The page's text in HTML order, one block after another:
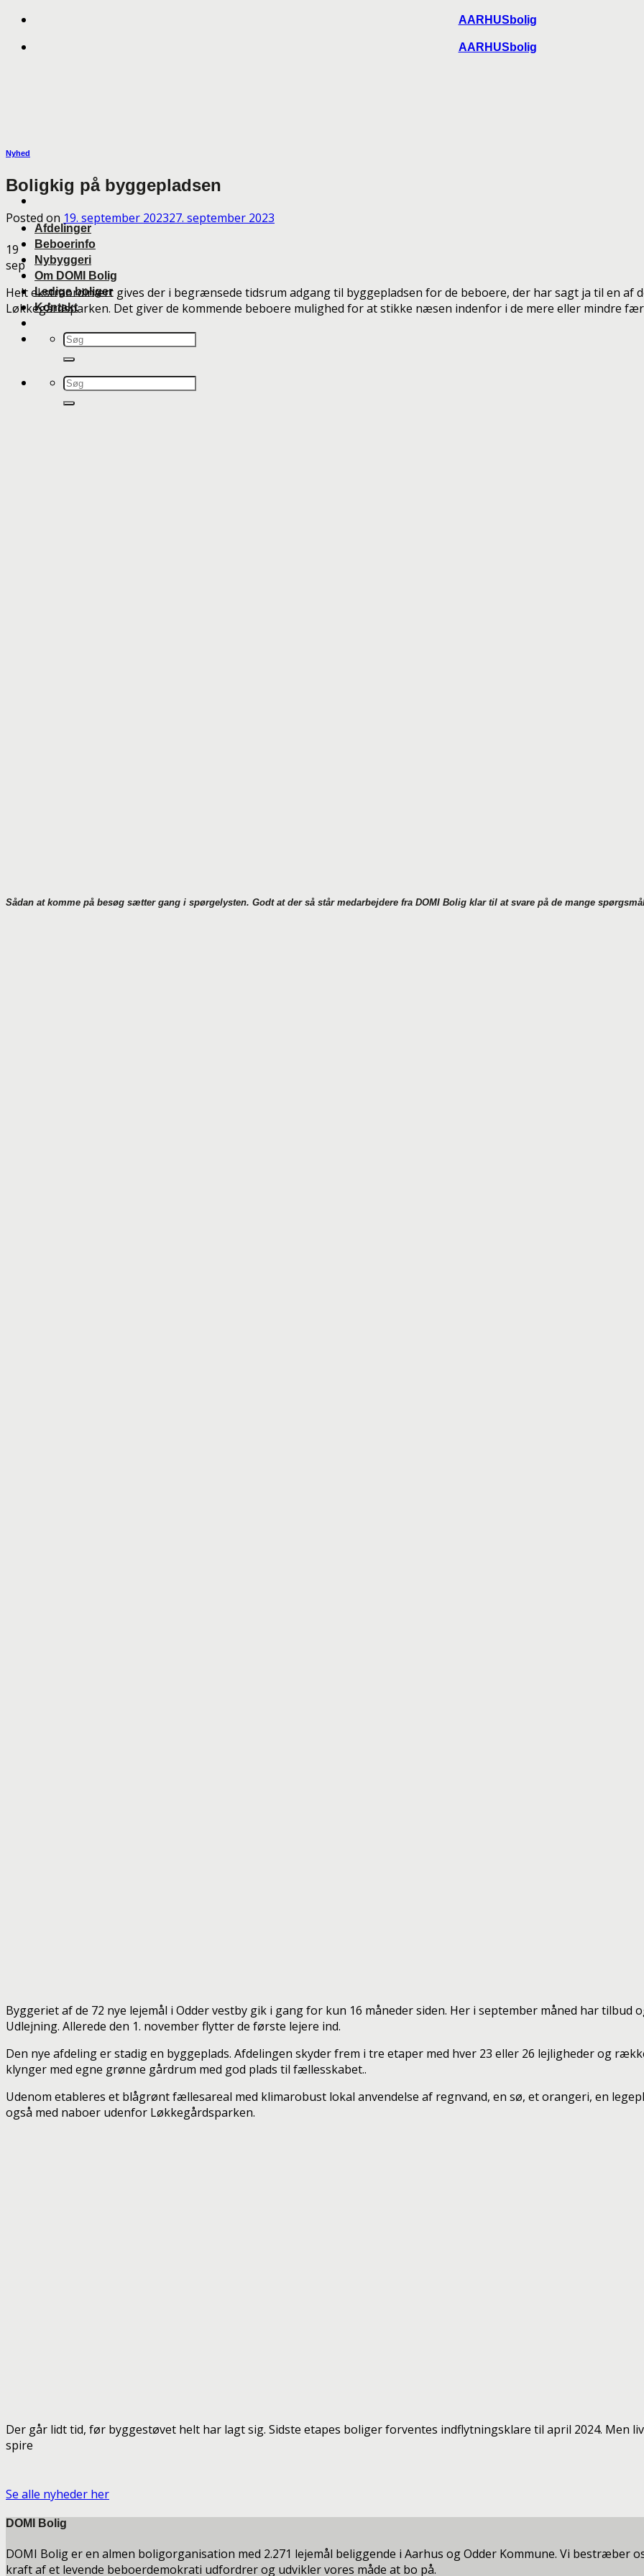
Skip
content
AARHUSbolig
AARHUSbolig
Afdelinger
Beboerinfo
Nybyggeri
Om DOMI Bolig
Ledige boliger
Kontakt
Nyhed
Boligkig på byggepladsen
Posted on 19. september 202327. september 2023
19
sep
Helt ekstraordinært gives der i begrænsede tidsrum adgang til byggepladsen for de beboere, der har sagt ja til en af
Løkkegårdsparken. Det giver de kommende beboere mulighed for at stikke næsen indenfor i de mere eller mindre
Sådan at komme på besøg sætter gang i spørgelysten. Godt at der så står medarbejdere fra DOMI Bolig klar til at svare på de mange
Byggeriet af de 72 nye lejemål i Odder vestby gik i gang for kun 16 måneder siden. Her i september måned har
Udlejning. Allerede den 1. november flytter de første lejere ind.
Den nye afdeling er stadig en byggeplads. Afdelingen skyder frem i tre etaper med hver 23 eller 26 lejligheder og
klynger med egne grønne gårdrum med god plads til fællesskabet..
Udenom etableres et blågrønt fællesareal med klimarobust lokal anvendelse af regnvand, en sø, et orangeri, en
også med naboer udenfor Løkkegårdsparken.
Der går lidt tid, før byggestøvet helt har lagt sig. Sidste etapes boliger forventes indflytningsklare til april 2024. Men
spire
Se alle nyheder her
DOMI Bolig
DOMI Bolig er en almen boligorganisation med 2.271 lejemål beliggende i Aarhus og Odder Kommune. Vi
kraft af et levende beboerdemokrati udfordrer og udvikler vores måde at bo på.